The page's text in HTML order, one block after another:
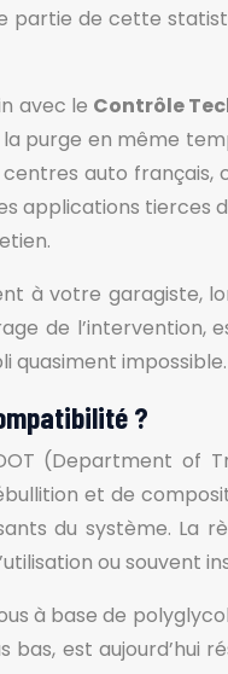
partie de cette
avec le Contrôle
purge en même
auto
applications tierces
à votre garagiste,
de l’intervention,
quasiment impossible.
?
(Department of
et de
du système. La
ou souvent
à base de
est aujourd’hui